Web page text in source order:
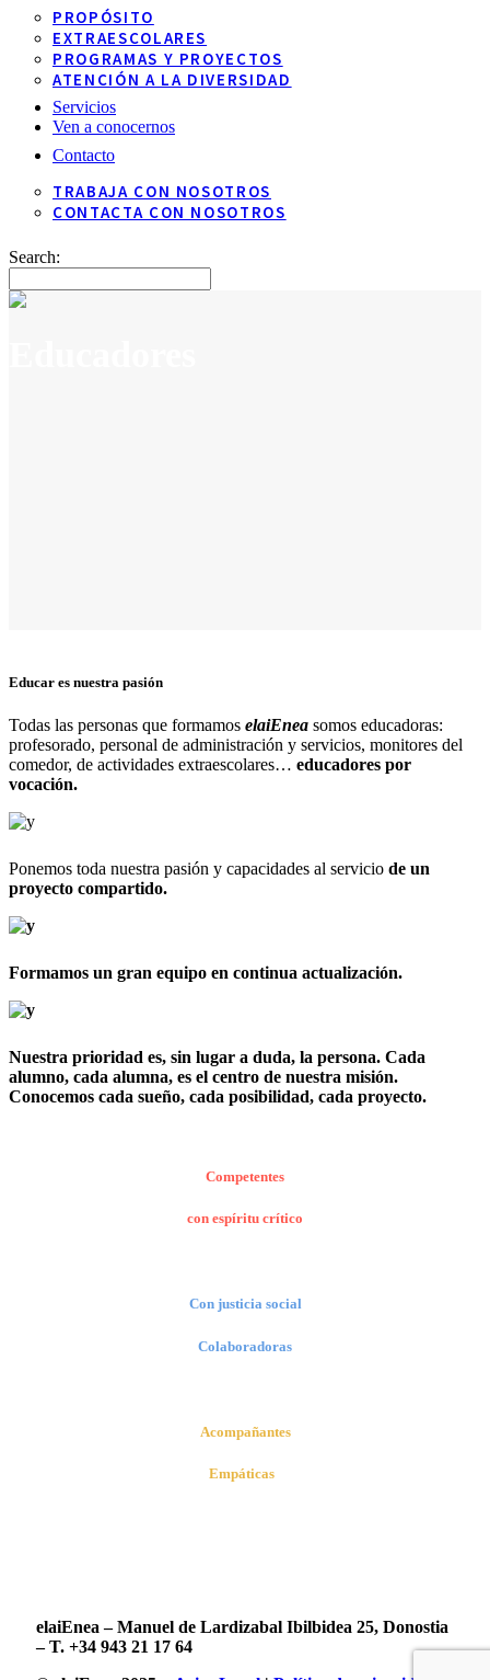
PROPÓSITO
EXTRAESCOLARES
PROGRAMAS Y PROYECTOS
ATENCIÓN A LA DIVERSIDAD
Servicios
Ven a conocernos
Contacto
TRABAJA CON NOSOTROS
CONTACTA CON NOSOTROS
Search:
Educar es nuestra pasión
Todas las personas que formamos elaiEnea somos educadoras:
profesorado, personal de administración y servicios, monitores del
comedor, de actividades extraescolares… educadores por
vocación.
Ponemos toda nuestra pasión y capacidades al servicio de un
proyecto compartido.
Formamos un gran equipo en continua actualización.
Nuestra prioridad es, sin lugar a duda, la persona. Cada
alumno, cada alumna, es el centro de nuestra misión.
Conocemos cada sueño, cada posibilidad, cada proyecto.
Competentes
con espíritu crítico
Con justicia social
Colaboradoras
Acompañantes
Empáticas
elaiEnea – Manuel de Lardizabal Ibilbidea 25, Donostia
– T. +34 943 21 17 64